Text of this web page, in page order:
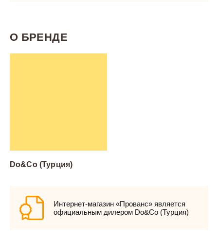
О БРЕНДЕ
Do&Co (Турция)
Интернет-магазин «Прованс» является
официальным дилером Do&Co (Турция)